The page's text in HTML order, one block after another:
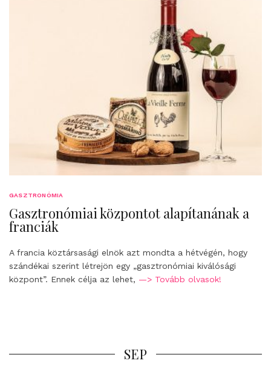
GASZTRONÓMIA
Gasztronómiai központot alapítanának a
franciák
A francia köztársasági elnök azt mondta a hétvégén, hogy
szándékai szerint létrejön egy „gasztronómiai kiválósági
központ”. Ennek célja az lehet, —> Tovább olvasok!
SEP